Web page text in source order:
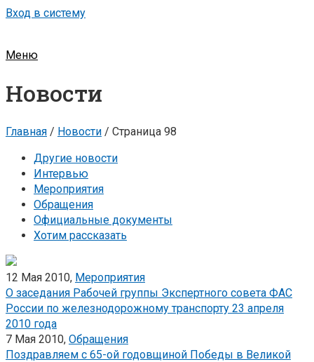
Вход в систему
Меню
Новости
Главная / Новости / Страница 98
Другие новости
Интервью
Мероприятия
Обращения
Официальные документы
Хотим рассказать
12 Мая 2010, Мероприятия
О заседания Рабочей группы Экспертного совета ФАС
России по железнодорожному транспорту 23 апреля
2010 года
7 Мая 2010, Обращения
Поздравляем с 65-ой годовщиной Победы в Великой